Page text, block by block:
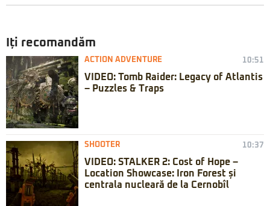
Iți recomandăm
ACTION ADVENTURE 10:51
VIDEO: Tomb Raider: Legacy of Atlantis
– Puzzles & Traps
SHOOTER 10:37
VIDEO: STALKER 2: Cost of Hope –
Location Showcase: Iron Forest și
centrala nucleară de la Cernobîl